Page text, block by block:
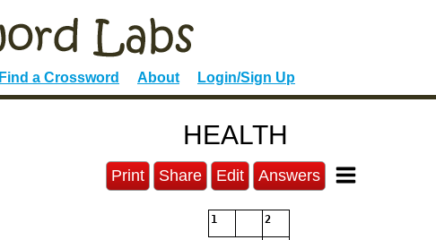
Find a Crossword About Login/Sign Up
HEALTH
Print Share Edit Answers
1 2